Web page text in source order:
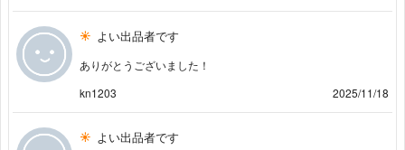
よい出品者です
ありがとうございました！
kn1203
2025/11/18
よい出品者です